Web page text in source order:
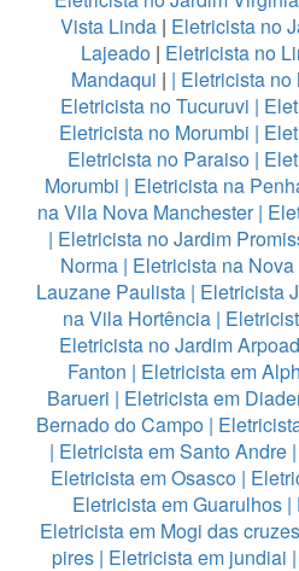
Vista Linda | Eletricista no
Lajeado | Eletricista no
Mandaqui | | Eletricista no
Eletricista no Tucuruvi |
Eletricista no Morumbi |
Eletricista no Paraiso |
Morumbi | Eletricista na
na Vila Nova Manchester|
| Eletricista no Jardim
Norma | Eletricista na
Lauzane Paulista | Eletricista
na Vila Hortência |
Eletricista no Jardim
Fanton | Eletricista em
Barueri | Eletricista em
Bernado do Campo |
| Eletricista em Santo Andre|
Eletricista em Osasco|
Eletricista em Guarulhos |
Eletricista em Mogi das cruzes
pires | Eletricista em jundiai |